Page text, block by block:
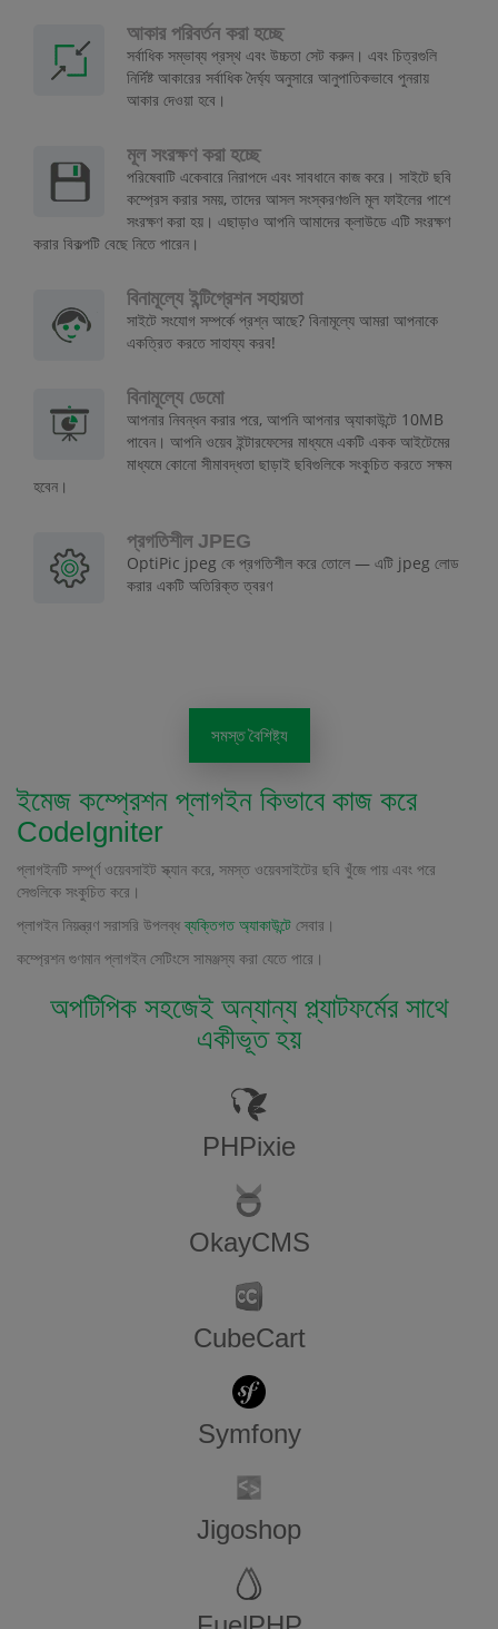
আকার পরিবর্তন করা হচ্ছে
সর্বাধিক সম্ভাব্য প্রস্থ এবং উচ্চতা সেট করুন। এবং চিত্রগুলি
নির্দিষ্ট আকারের সর্বাধিক দৈর্ঘ্য অনুসারে আনুপাতিকভাবে পুনরায়
আকার দেওয়া হবে।
মূল সংরক্ষণ করা হচ্ছে
পরিষেবাটি একেবারে নিরাপদে এবং সাবধানে কাজ করে। সাইটে ছবি
কম্প্রেস করার সময়, তাদের আসল সংস্করণগুলি মূল ফাইলের পাশে
সংরক্ষণ করা হয়। এছাড়াও আপনি আমাদের ক্লাউডে এটি সংরক্ষণ
করার বিকল্পটি বেছে নিতে পারেন।
বিনামূল্যে ইন্টিগ্রেশন সহায়তা
সাইটে সংযোগ সম্পর্কে প্রশ্ন আছে? বিনামূল্যে আমরা আপনাকে
একত্রিত করতে সাহায্য করব!
বিনামূল্যে ডেমো
আপনার নিবন্ধন করার পরে, আপনি আপনার অ্যাকাউন্টে 10MB
পাবেন। আপনি ওয়েব ইন্টারফেসের মাধ্যমে একটি একক আইটেমের
মাধ্যমে কোনো সীমাবদ্ধতা ছাড়াই ছবিগুলিকে সংকুচিত করতে সক্ষম
হবেন।
প্রগতিশীল JPEG
OptiPic jpeg কে প্রগতিশীল করে তোলে — এটি jpeg লোড
করার একটি অতিরিক্ত ত্বরণ
সমস্ত বৈশিষ্ট্য
ইমেজ কম্প্রেশন প্লাগইন কিভাবে কাজ করে
CodeIgniter
প্লাগইনটি সম্পূর্ণ ওয়েবসাইট স্ক্যান করে, সমস্ত ওয়েবসাইটের ছবি খুঁজে পায় এবং পরে
সেগুলিকে সংকুচিত করে।
প্লাগইন নিয়ন্ত্রণ সরাসরি উপলব্ধব্যক্তিগত অ্যাকাউন্টে সেবার।
কম্প্রেশন গুণমান প্লাগইন সেটিংসে সামঞ্জস্য করা যেতে পারে।
অপটিপিক সহজেই অন্যান্য প্ল্যাটফর্মের সাথে
একীভূত হয়
PHPixie
OkayCMS
CubeCart
Symfony
Jigoshop